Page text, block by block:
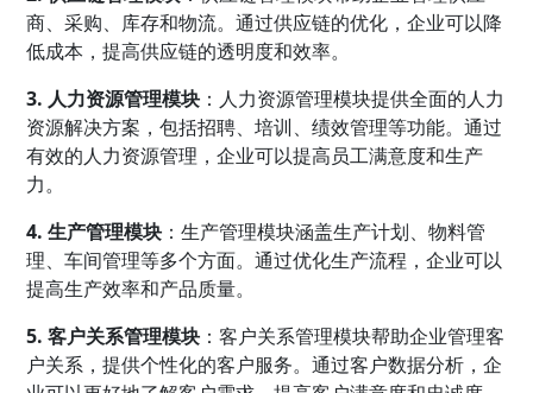
商、采购、库存和物流。通过供应链的优化，企业可以降
低成本，提高供应链的透明度和效率。
3. 人力资源管理模块 ：人力资源管理模块提供全面的人力
资源解决方案，包括招聘、培训、绩效管理等功能。通过
有效的人力资源管理，企业可以提高员工满意度和生产
力。
4. 生产管理模块 ：生产管理模块涵盖生产计划、物料管
理、车间管理等多个方面。通过优化生产流程，企业可以
提高生产效率和产品质量。
5. 客户关系管理模块 ：客户关系管理模块帮助企业管理客
户关系，提供个性化的客户服务。通过客户数据分析，企